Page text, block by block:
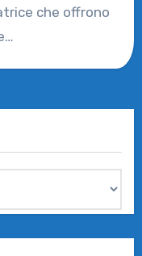
che offrono